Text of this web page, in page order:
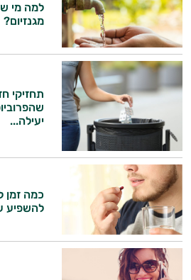
למה מי
מגנזיום?
תחזיקי
יעילה...
כמה זמן
להשפיע